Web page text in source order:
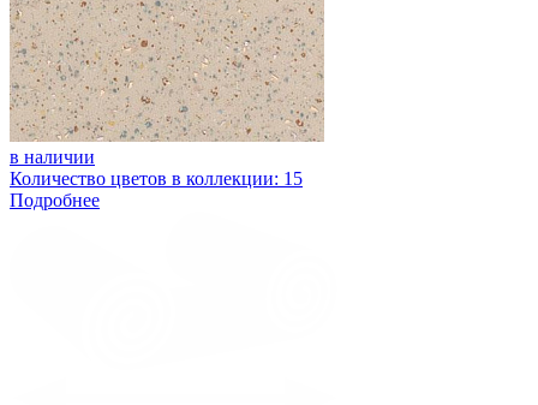
в наличии
Количество цветов в коллекции: 15
Подробнее